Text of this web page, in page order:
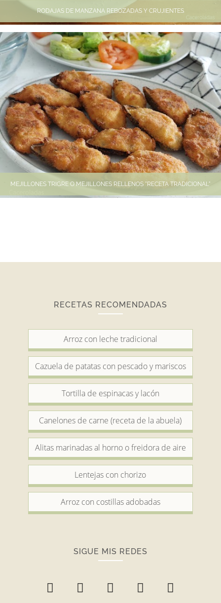
RODAJAS DE MANZANA REBOZADAS Y CRUJIENTES
MEJILLONES TRIGRE O MEJILLONES RELLENOS "RECETA TRADICIONAL"
RECETAS RECOMENDADAS
Arroz con leche tradicional
Cazuela de patatas con pescado y mariscos
Tortilla de espinacas y lacón
Canelones de carne (receta de la abuela)
Alitas marinadas al horno o freidora de aire
Lentejas con chorizo
Arroz con costillas adobadas
SIGUE MIS REDES